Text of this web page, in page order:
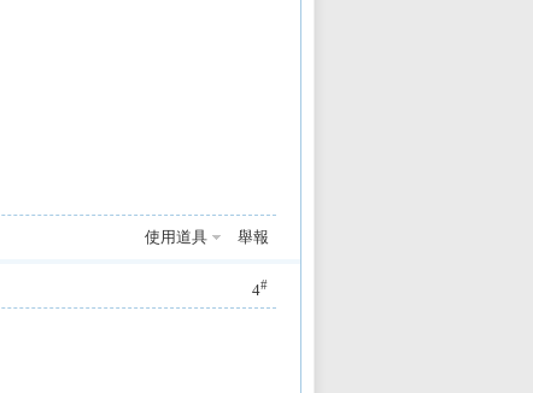
使用道具 舉報
4#